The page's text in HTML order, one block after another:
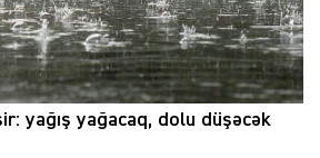
yağış yağacaq, dolu düşəcək